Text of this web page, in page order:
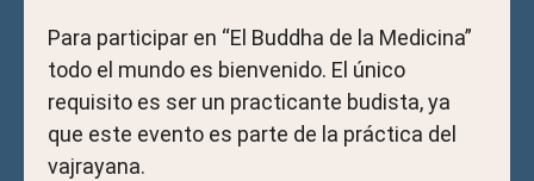
Para participar en “El Buddha de la Medicina”
todo el mundo es bienvenido. El único
requisito es ser un practicante budista, ya
que este evento es parte de la práctica del
vajrayana.